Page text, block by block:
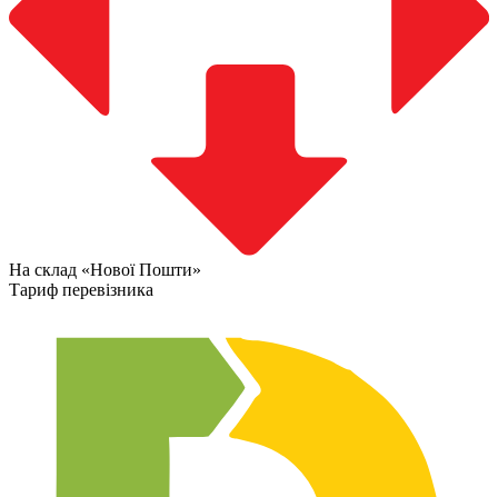
На склад «Нової Пошти»
Тариф перевізника